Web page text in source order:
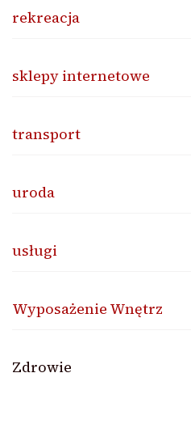
rekreacja
sklepy internetowe
transport
uroda
usługi
Wyposażenie Wnętrz
Zdrowie